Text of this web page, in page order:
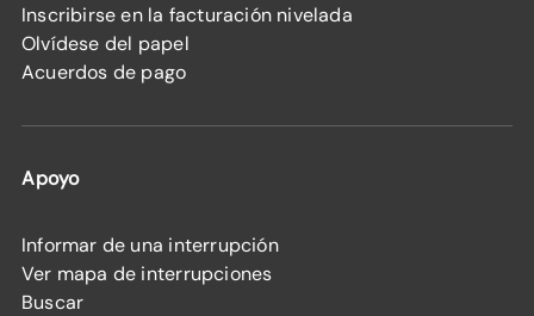
Inscribirse en la facturación nivelada
Olvídese del papel
Acuerdos de pago
Apoyo
Informar de una interrupción
Ver mapa de interrupciones
Buscar